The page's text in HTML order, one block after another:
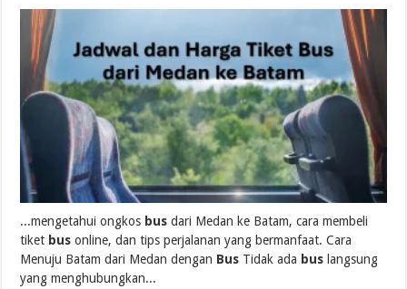
...mengetahui ongkos bus dari Medan ke Batam, cara membeli
tiket bus online, dan tips perjalanan yang bermanfaat. Cara
Menuju Batam dari Medan dengan Bus Tidak ada bus langsung
yang menghubungkan...